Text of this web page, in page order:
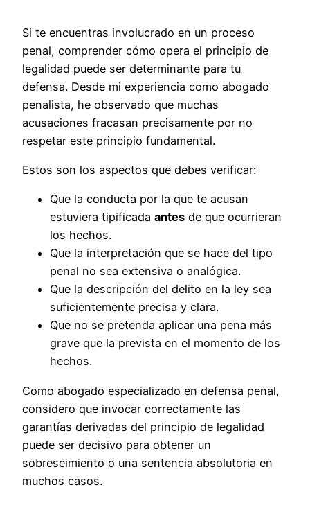
Si te encuentras involucrado en un proceso
penal, comprender cómo opera el principio de
legalidad puede ser determinante para tu
defensa. Desde mi experiencia como abogado
penalista, he observado que muchas
acusaciones fracasan precisamente por no
respetar este principio fundamental.
Estos son los aspectos que debes verificar:
Que la conducta por la que te acusan
estuviera tipificada antes de que ocurrieran
los hechos.
Que la interpretación que se hace del tipo
penal no sea extensiva o analógica.
Que la descripción del delito en la ley sea
suficientemente precisa y clara.
Que no se pretenda aplicar una pena más
grave que la prevista en el momento de los
hechos.
Como abogado especializado en defensa penal,
considero que invocar correctamente las
garantías derivadas del principio de legalidad
puede ser decisivo para obtener un
sobreseimiento o una sentencia absolutoria en
muchos casos.